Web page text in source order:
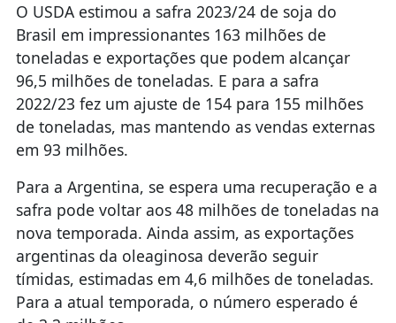
O USDA estimou a safra 2023/24 de soja do
Brasil em impressionantes 163 milhões de
toneladas e exportações que podem alcançar
96,5 milhões de toneladas. E para a safra
2022/23 fez um ajuste de 154 para 155 milhões
de toneladas, mas mantendo as vendas externas
em 93 milhões.
Para a Argentina, se espera uma recuperação e a
safra pode voltar aos 48 milhões de toneladas na
nova temporada. Ainda assim, as exportações
argentinas da oleaginosa deverão seguir
tímidas, estimadas em 4,6 milhões de toneladas.
Para a atual temporada, o número esperado é